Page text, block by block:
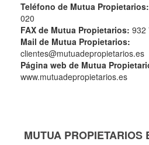
Teléfono de Mutua Propietarios:
020
FAX de Mutua Propietarios: 932
Mail de Mutua Propietarios:
clientes@mutuadepropietarios.es
Página web de Mutua
www.mutuadepropietarios.es
MUTUA PROPIETARIOS